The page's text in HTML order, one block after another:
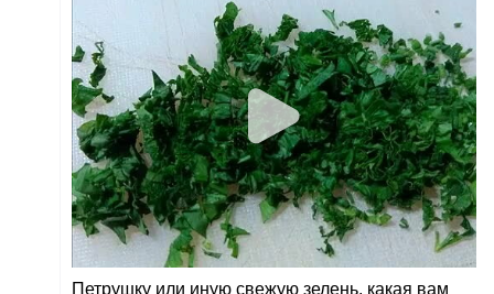
Петрушку или иную свежую зелень, какая вам